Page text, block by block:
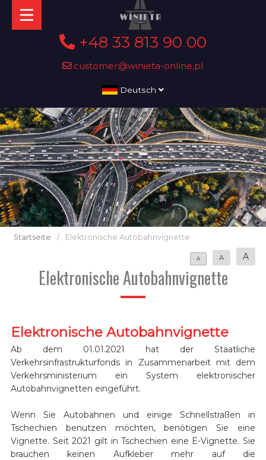
+48 33 813 90 00
customer@winieta-online.pl
Deutsch
Startseite / Elektronische Autobahnvignette
A A A
Elektronische Autobahnvignette
Elektronische Autobahnvignette
Ab dem 01.01.2021 hat der Staatliche
Verkehrsinfrastrukturfonds in Zusammenarbeit mit dem
Verkehrsministerium ein System elektronischer
Autobahnvignetten eingeführt.
Wenn Sie Autobahnen und einige Schnellstraßen in
Tschechien benutzen möchten, benötigen Sie eine
Vignette. Seit 2021 gilt in Tschechien eine E-Vignette. Sie
brauchen keinen Aufkleber mehr auf die